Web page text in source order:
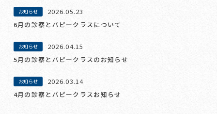
お知らせ
2026.05.23
6月の診察とパピークラスについて
お知らせ
2026.04.15
5月の診察とパピークラスのお知らせ
お知らせ
2026.03.14
4月の診察とパピークラスお知らせ